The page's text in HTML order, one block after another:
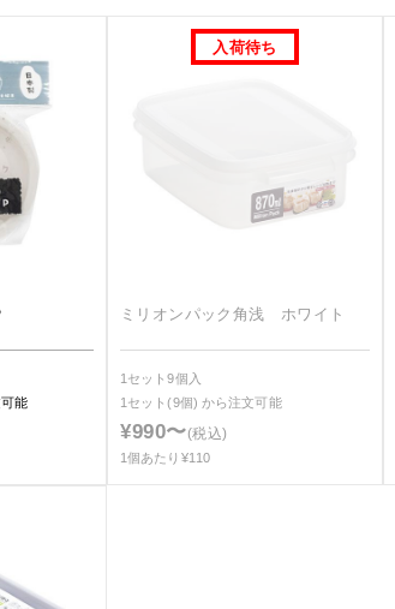
能
ミリオンパック角浅 ホワイト
1セット9個入
1セット(9個) から注文可能
¥990〜(税込)
1個あたり¥110